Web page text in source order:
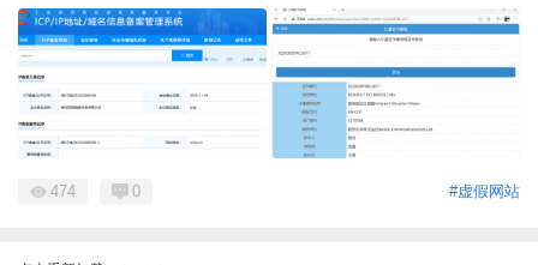
#虚假网站
474 0